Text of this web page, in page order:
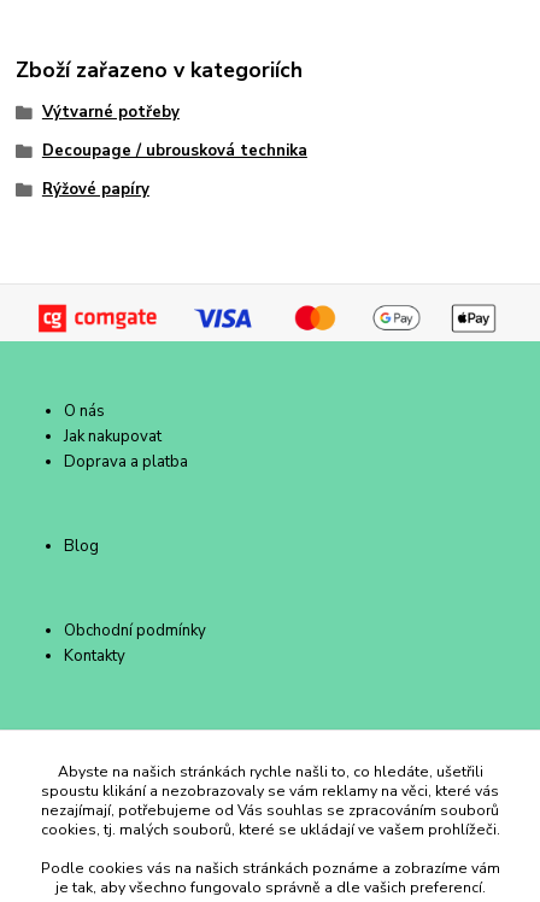
Zboží zařazeno v kategoriích
Výtvarné potřeby
Decoupage / ubrousková technika
Rýžové papíry
O nás
Jak nakupovat
Doprava a platba
Blog
Obchodní podmínky
Kontakty
Duhový Ateliér Kroměříž
+420 734 258 002
duhovyatelier@email.cz
Abyste na našich stránkách rychle našli to, co hledáte, ušetřili
spoustu klikání a nezobrazovaly se vám reklamy na věci, které vás
nezajímají, potřebujeme od Vás souhlas se zpracováním souborů
cookies, tj. malých souborů, které se ukládají ve vašem prohlížeči.
Podle cookies vás na našich stránkách poznáme a zobrazíme vám
je tak, aby všechno fungovalo správně a dle vašich preferencí.